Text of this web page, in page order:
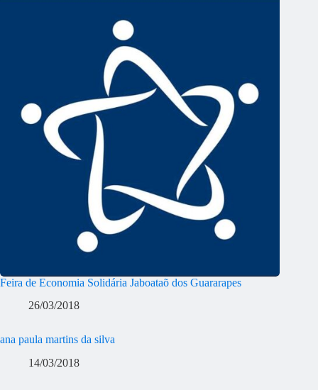
Feira de Economia Solidária Jaboataõ dos Guararapes
26/03/2018
ana paula martins da silva
14/03/2018